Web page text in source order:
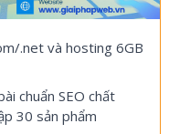
.net và hosting 6GB
chuẩn SEO chất
30 sản phẩm